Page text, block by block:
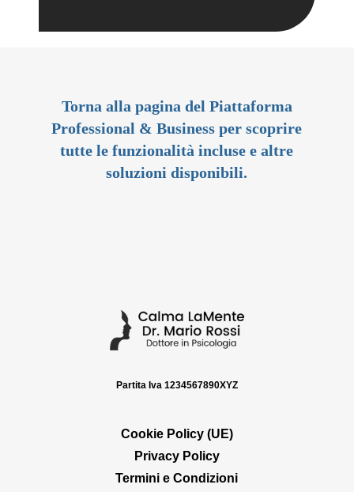
Torna alla pagina del Piattaforma
Professional & Business per scoprire
tutte le funzionalità incluse e altre
soluzioni disponibili.
Partita Iva 1234567890XYZ
Cookie Policy (UE)
Privacy Policy
Termini e Condizioni